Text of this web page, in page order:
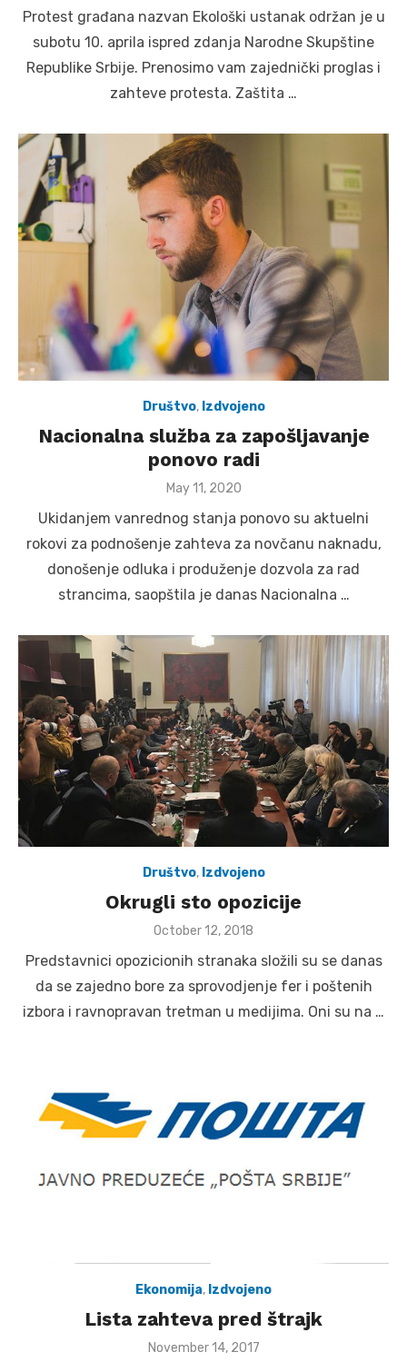
Protest građana nazvan Ekološki ustanak održan je u
subotu 10. aprila ispred zdanja Narodne Skupštine
Republike Srbije. Prenosimo vam zajednički proglas i
zahteve protesta. Zaštita …
Društvo, Izdvojeno
Nacionalna služba za zapošljavanje
ponovo radi
Posted
May 11, 2020
Ukidanjem vanrednog stanja ponovo su aktuelni
rokovi za podnošenje zahteva za novčanu naknadu,
donošenje odluka i produženje dozvola za rad
strancima, saopštila je danas Nacionalna …
Društvo, Izdvojeno
Okrugli sto opozicije
Posted
October 12, 2018
Predstavnici opozicionih stranaka složili su se danas
da se zajedno bore za sprovodjenje fer i poštenih
izbora i ravnopravan tretman u medijima. Oni su na …
Ekonomija, Izdvojeno
Lista zahteva pred štrajk
Posted
November 14, 2017